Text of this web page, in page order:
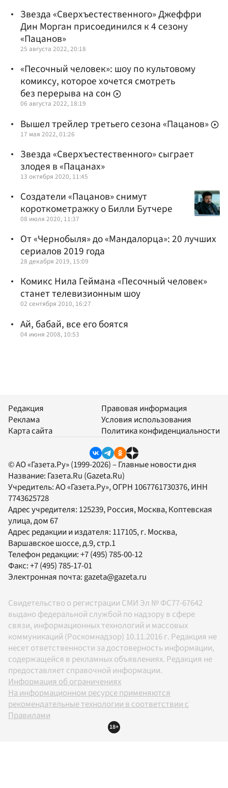
Звезда «Сверхъестественного» Джеффри
Дин Морган присоединился к 4 сезону
«Пацанов»
25 августа 2022, 20:18
«Песочный человек»: шоу по культовому
комиксу, которое хочется смотреть
без перерыва на сон
06 августа 2022, 18:19
Вышел трейлер третьего сезона «Пацанов»
17 мая 2022, 01:26
Звезда «Сверхъестественного» сыграет
злодея в «Пацанах»
13 октября 2020, 11:45
Создатели «Пацанов» снимут
короткометражку о Билли Бутчере
08 июля 2020, 11:37
От «Чернобыля» до «Мандалорца»: 20 лучших
сериалов 2019 года
28 декабря 2019, 15:09
Комикс Нила Геймана «Песочный человек»
станет телевизионным шоу
02 сентября 2010, 16:27
Ай, бабай, все его боятся
04 июня 2008, 10:53
Редакция
Реклама
Карта сайта
Правовая информация
Условия использования
Политика конфиденциальности
© АО «Газета.Ру» (1999-2026) – Главные новости дня
Название: Газета.Ru (Gazeta.Ru)
Учредитель:АО «Газета.Ру», ОГРН 1067761730376, ИНН
7743625728
Адрес учредителя: 125239, Россия, Москва, Коптевская
улица, дом 67
Адрес редакции и издателя: 117105, г. Москва,
Варшавское шоссе, д.9, стр.1
Телефон редакции:+7 (495) 785-00-12
Факс:+7 (495) 785-17-01
Электронная почта:gazeta@gazeta.ru
Свидетельство о регистрации СМИ Эл № ФС77-67642
выдано федеральной службой по надзору в сфере
связи, информационных технологий и массовых
коммуникаций (Роскомнадзор) 10.11.2016 г. Редакция не
несет ответственности за достоверность информации,
содержащейся в рекламных объявлениях. Редакция не
предоставляет справочной информации.
Информация об ограничениях
На информационном ресурсе применяются
рекомендательные технологии в соответствии с
Правилами
18+